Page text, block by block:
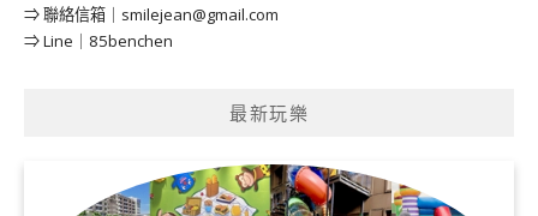
⇒ 聯絡信箱｜ smilejean@gmail.com
⇒ Line｜85benchen
最新玩樂